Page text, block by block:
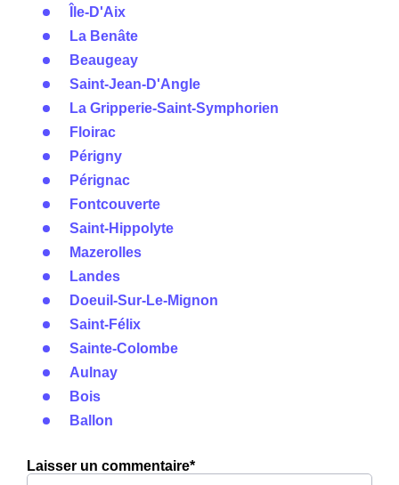
Île-D'Aix
La Benâte
Beaugeay
Saint-Jean-D'Angle
La Gripperie-Saint-Symphorien
Floirac
Périgny
Pérignac
Fontcouverte
Saint-Hippolyte
Mazerolles
Landes
Doeuil-Sur-Le-Mignon
Saint-Félix
Sainte-Colombe
Aulnay
Bois
Ballon
Laisser un commentaire*